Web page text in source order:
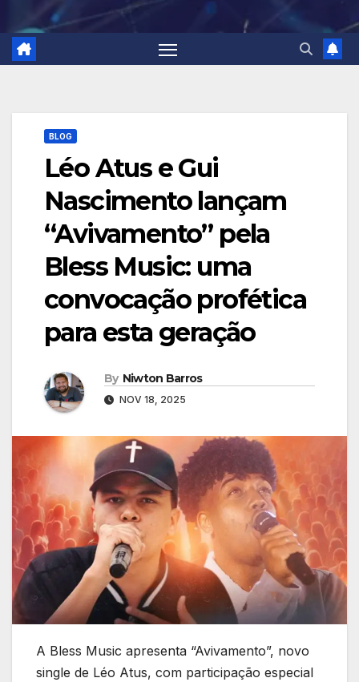
BLOG
Léo Atus e Gui
Nascimento lançam
“Avivamento” pela
Bless Music: uma
convocação profética
para esta geração
By Niwton Barros
NOV 18, 2025
A Bless Music apresenta “Avivamento”, novo
single de Léo Atus, com participação especial